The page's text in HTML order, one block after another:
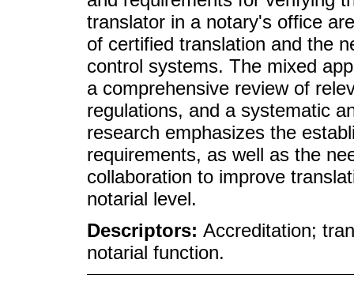
translator in a notary's office
of certified translation and the
control systems. The mixed
a comprehensive review of
regulations, and a systematic
research emphasizes the
requirements, as well as the
collaboration to improve
notarial level.
Descriptors: Accreditation;
notarial function.